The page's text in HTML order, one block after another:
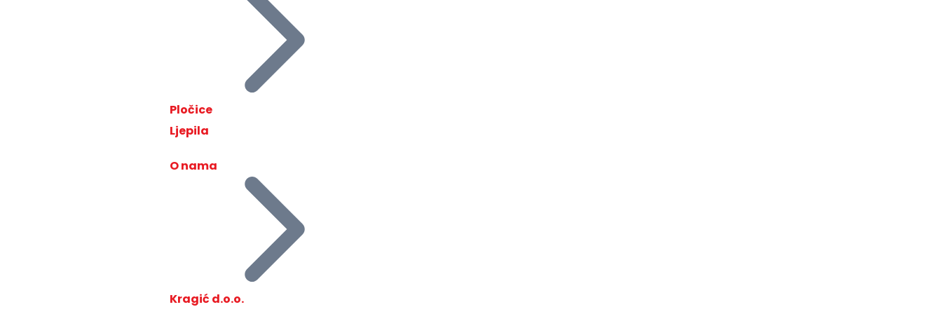
Pločice
Ljepila
O nama
Kragić d.o.o.